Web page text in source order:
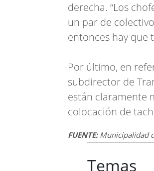
derecha. “Los
un par de
entonces hay que
Por último, en
subdirector de
están claramente
colocación de
FUENTE:Municipalidad
Temas